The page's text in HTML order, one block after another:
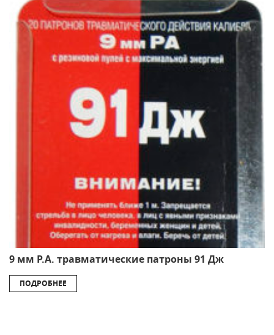
9 мм Р.А. травматические патроны 91 Дж
ПОДРОБНЕЕ